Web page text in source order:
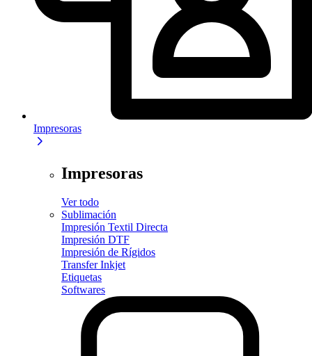
Impresoras
Impresoras
Ver todo
Sublimación
Impresión Textil Directa
Impresión DTF
Impresión de Rígidos
Transfer Inkjet
Etiquetas
Softwares